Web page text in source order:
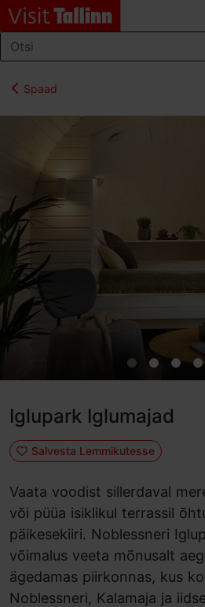
Spaad
Iglupark Iglumajad
Salvesta Lemmikutesse
Vaata voodist sillerdaval
või püüa isiklikul terrassil
päikesekiiri. Noblessneri
võimalus veeta mõnusalt
ägedamas piirkonnas, kus
Noblessneri, Kalamaja ja